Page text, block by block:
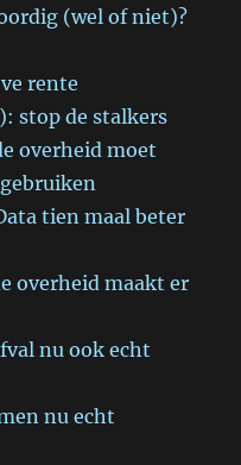
(wel of niet)?
rente
stop de stalkers
overheid moet
tien maal beter
overheid maakt er
nu ook echt
nu echt